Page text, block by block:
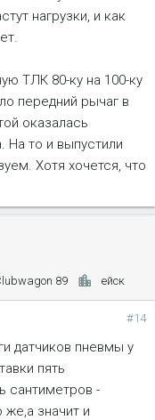
нагрузки, и как
ТЛК 80-ку на 100-ку
передний рычаг в
оказалась
На то и выпустили
Хотя хочется, что
89 ейск
#14
датчиков пневмы у
пять
сантиметров -
значит и